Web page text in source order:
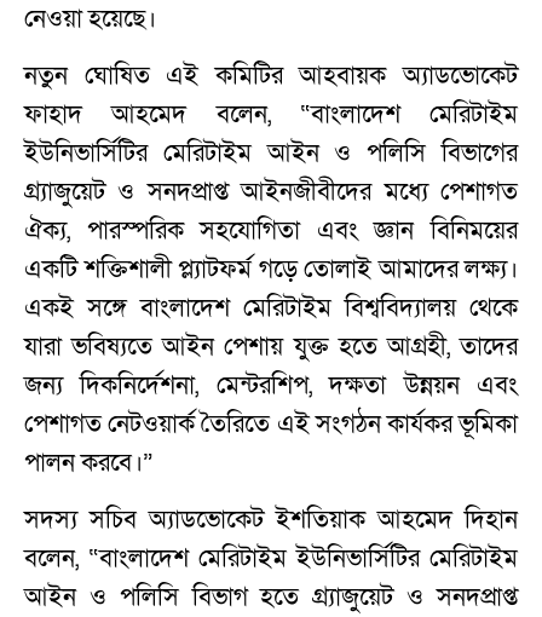
নেওয়া হয়েছে।
নতুন ঘোষিত এই কমিটির আহবায়ক অ্যাডভোকেট
ফাহাদ আহমেদ বলেন, “বাংলাদেশ মেরিটাইম
ইউনিভার্সিটির মেরিটাইম আইন ও পলিসি বিভাগের
গ্র্যাজুয়েট ও সনদপ্রাপ্ত আইনজীবীদের মধ্যে পেশাগত
ঐক্য, পারস্পরিক সহযোগিতা এবং জ্ঞান বিনিময়ের
একটি শক্তিশালী প্ল্যাটফর্ম গড়ে তোলাই আমাদের লক্ষ্য।
একই সঙ্গে বাংলাদেশ মেরিটাইম বিশ্ববিদ্যালয় থেকে
যারা ভবিষ্যতে আইন পেশায় যুক্ত হতে আগ্রহী, তাদের
জন্য দিকনির্দেশনা, মেন্টরশিপ, দক্ষতা উন্নয়ন এবং
পেশাগত নেটওয়ার্ক তৈরিতে এই সংগঠন কার্যকর ভূমিকা
পালন করবে।”
সদস্য সচিব অ্যাডভোকেট ইশতিয়াক আহমেদ দিহান
বলেন, “বাংলাদেশ মেরিটাইম ইউনিভার্সিটির মেরিটাইম
আইন ও পলিসি বিভাগ হতে গ্র্যাজুয়েট ও সনদপ্রাপ্ত